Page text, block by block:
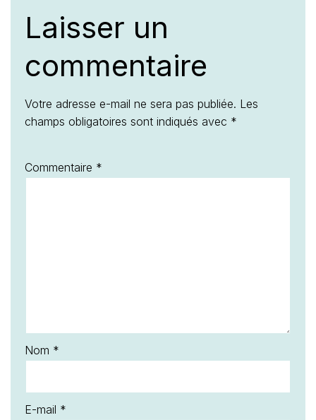
Laisser un
commentaire
Votre adresse e-mail ne sera pas publiée. Les
champs obligatoires sont indiqués avec *
Commentaire *
Nom *
E-mail *